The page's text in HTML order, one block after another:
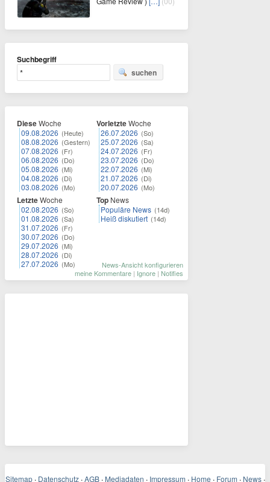
Suchbegriff
suchen
DieseWoche
09.08.2026 (Heute)
08.08.2026 (Gestern)
07.08.2026 (Fr)
06.08.2026 (Do)
05.08.2026 (Mi)
04.08.2026 (Di)
03.08.2026 (Mo)
LetzteWoche
02.08.2026 (So)
01.08.2026 (Sa)
31.07.2026 (Fr)
30.07.2026 (Do)
29.07.2026 (Mi)
28.07.2026 (Di)
27.07.2026 (Mo)
VorletzteWoche
26.07.2026 (So)
25.07.2026 (Sa)
24.07.2026 (Fr)
23.07.2026 (Do)
22.07.2026 (Mi)
21.07.2026 (Di)
20.07.2026 (Mo)
Top News
Populäre News (14d)
Heiß diskutiert (14d)
News-Ansicht konfigurieren
meine Kommentare | Ignore | Notifies
Sitemap · Datenschutz · AGB · Mediadaten · Impressum · Home · Forum · News ·